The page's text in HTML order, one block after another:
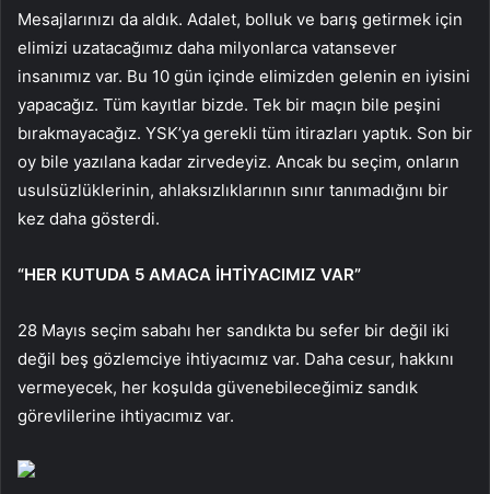
Mesajlarınızı da aldık. Adalet, bolluk ve barış getirmek için
elimizi uzatacağımız daha milyonlarca vatansever
insanımız var. Bu 10 gün içinde elimizden gelenin en iyisini
yapacağız. Tüm kayıtlar bizde. Tek bir maçın bile peşini
bırakmayacağız. YSK’ya gerekli tüm itirazları yaptık. Son bir
oy bile yazılana kadar zirvedeyiz. Ancak bu seçim, onların
usulsüzlüklerinin, ahlaksızlıklarının sınır tanımadığını bir
kez daha gösterdi.
“HER KUTUDA 5 AMACA İHTİYACIMIZ VAR”
28 Mayıs seçim sabahı her sandıkta bu sefer bir değil iki
değil beş gözlemciye ihtiyacımız var. Daha cesur, hakkını
vermeyecek, her koşulda güvenebileceğimiz sandık
görevlilerine ihtiyacımız var.